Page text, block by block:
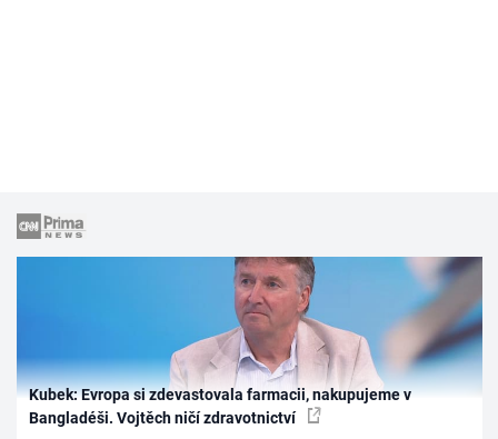
Kubek: Evropa si zdevastovala farmacii, nakupujeme v
Bangladéši. Vojtěch ničí zdravotnictví